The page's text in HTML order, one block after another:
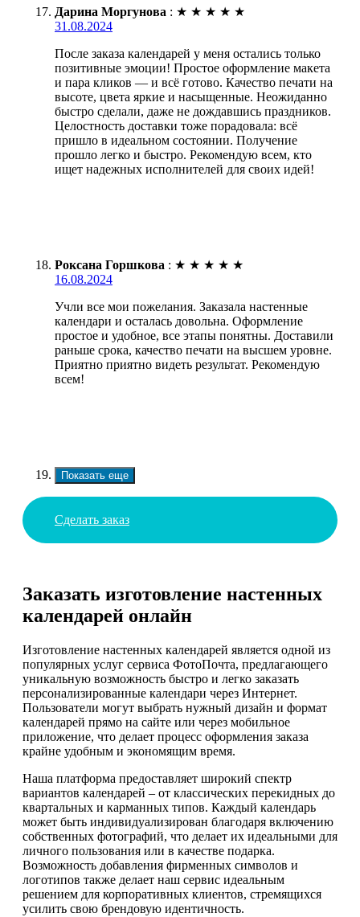
Дарина Моргунова : ★ ★ ★ ★ ★
31.08.2024
После заказа календарей у меня остались только
позитивные эмоции! Простое оформление макета
и пара кликов — и всё готово. Качество печати на
высоте, цвета яркие и насыщенные. Неожиданно
быстро сделали, даже не дождавшись праздников.
Целостность доставки тоже порадовала: всё
пришло в идеальном состоянии. Получение
прошло легко и быстро. Рекомендую всем, кто
ищет надежных исполнителей для своих идей!
Роксана Горшкова : ★ ★ ★ ★ ★
16.08.2024
Учли все мои пожелания. Заказала настенные
календари и осталась довольна. Оформление
простое и удобное, все этапы понятны. Доставили
раньше срока, качество печати на высшем уровне.
Приятно приятно видеть результат. Рекомендую
всем!
Показать еще
Сделать заказ
Заказать изготовление настенных
календарей онлайн
Изготовление настенных календарей является одной из
популярных услуг сервиса ФотоПочта, предлагающего
уникальную возможность быстро и легко заказать
персонализированные календари через Интернет.
Пользователи могут выбрать нужный дизайн и формат
календарей прямо на сайте или через мобильное
приложение, что делает процесс оформления заказа
крайне удобным и экономящим время.
Наша платформа предоставляет широкий спектр
вариантов календарей – от классических перекидных до
квартальных и карманных типов. Каждый календарь
может быть индивидуализирован благодаря включению
собственных фотографий, что делает их идеальными для
личного пользования или в качестве подарка.
Возможность добавления фирменных символов и
логотипов также делает наш сервис идеальным
решением для корпоративных клиентов, стремящихся
усилить свою брендовую идентичность.